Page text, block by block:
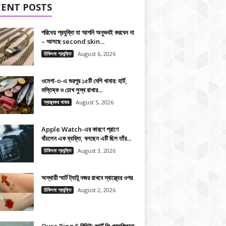
POSTS
পরিধেয় প্রযুক্তি যা আপনি অনুভবই করবেন না
– আসছে second skin...
চিকিৎসা প্রযুক্তি August 6, 2026
ওমেগা-৩-এ ভরপুর ১৫টি দেশি খাবার: হার্ট,
মস্তিষ্ক ও চোখ সুস্থ রাখার...
স্বাস্থ্যকর খাবার August 5, 2026
Apple Watch-এর কারণে প্রাণে
বাঁচলেন এক ব্যক্তি, বলছেন এটি ছিল তাঁর...
চিকিৎসা প্রযুক্তি August 3, 2026
অস্থায়ী স্মার্ট ট্যাটু নজর রাখবে স্বাস্থ্যের ওপর
চিকিৎসা প্রযুক্তি August 2, 2026